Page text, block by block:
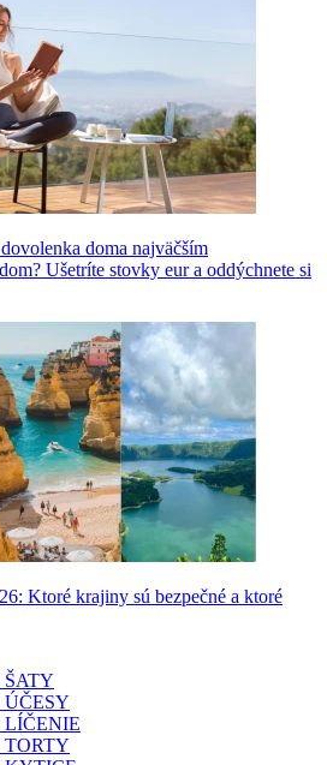
doma najväčším
Ušetríte stovky eur a oddýchnete si
Ktoré krajiny sú bezpečné a ktoré
ŠATY
LÍČENIE
TORTY